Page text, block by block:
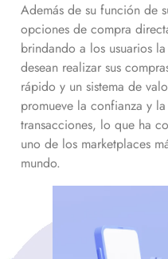
Además de su función de
opciones de compra
brindando a los usuarios
desean realizar sus
rápido y un sistema de
promueve la confianza y
transacciones, lo que ha
uno de los marketplaces
mundo.